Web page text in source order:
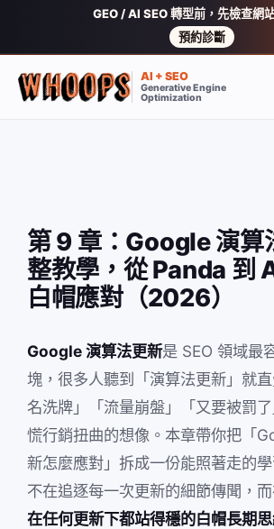
GEO / AI SEO 轉型前，先檢查網
預約診斷
AI + SEO
Generative Engine
Optimization
第 9 章：Google 演算
整教學，從 Panda 到
白帽應對（2026）
Google 演算法更新是 SEO 領域最
塊，很多人聽到「演算法更新」就
名洗牌」「流量崩盤」「又要被罰
慌行銷扭曲的想像。本章帶你把「
新怎麼應對」拆成一份能照著走的
不在追逐每一次更新的細節傳聞，
在任何更新下都站得穩的白帽長期